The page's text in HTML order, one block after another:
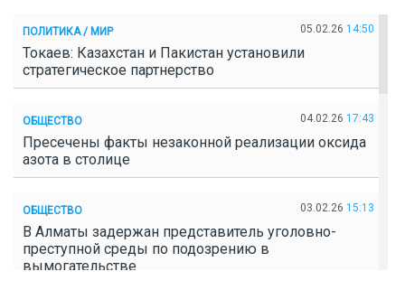
ПОЛИТИКА / МИР 05.02.26 14:50
Токаев: Казахстан и Пакистан установили
стратегическое партнерство
ОБЩЕСТВО 04.02.26 17:43
Пресечены факты незаконной реализации оксида
азота в столице
ОБЩЕСТВО 03.02.26 15:13
В Алматы задержан представитель уголовно-
преступной среды по подозрению в
вымогательстве